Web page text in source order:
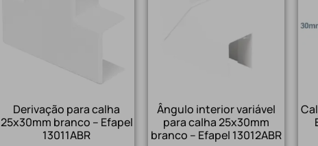
Derivação para calha
25x30mm branco – Efapel
13011ABR
Ângulo interior variável
para calha 25x30mm
branco – Efapel 13012ABR